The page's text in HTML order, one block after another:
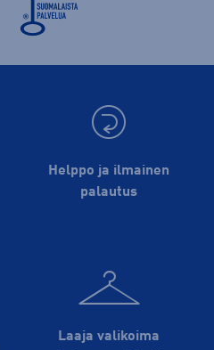
Helppo ja ilmainen
palautus
Laaja valikoima